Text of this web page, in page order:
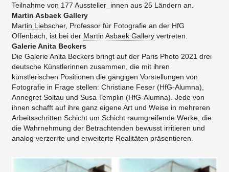
Teilnahme von 177 Aussteller_innen aus 25 Ländern an.
Martin Asbaek Gallery
Martin Liebscher, Professor für Fotografie an der HfG
Offenbach, ist bei der Martin Asbaek Gallery vertreten.
Galerie Anita Beckers
Die Galerie Anita Beckers bringt auf der Paris Photo 2021 drei
deutsche Künstlerinnen zusammen, die mit ihren
künstlerischen Positionen die gängigen Vorstellungen von
Fotografie in Frage stellen: Christiane Feser (HfG-Alumna),
Annegret Soltau und Susa Templin (HfG-Alumna). Jede von
ihnen schafft auf ihre ganz eigene Art und Weise in mehreren
Arbeitsschritten Schicht um Schicht raumgreifende Werke, die
die Wahrnehmung der Betrachtenden bewusst irritieren und
analog verzerrte und erweiterte Realitäten präsentieren.